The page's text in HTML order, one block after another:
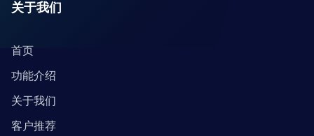
关于我们
首页
功能介绍
关于我们
客户推荐